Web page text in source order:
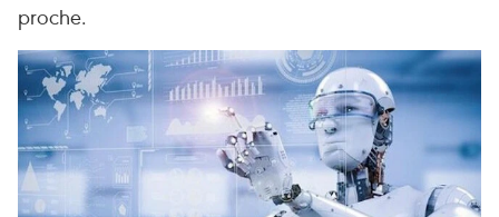
proche.